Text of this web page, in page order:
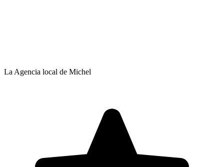
La Agencia local de Michel